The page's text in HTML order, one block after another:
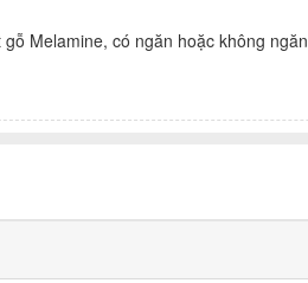
Melamine, có ngăn hoặc không ngăn